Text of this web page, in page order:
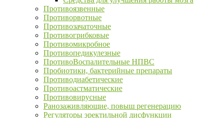
Противоязвенные
Противорвотные
Противозачаточные
Противогрибковые
Противомикробное
Противопедикулезные
ПротивоВоспалительные НПВС
Пробиотики, бактерийные препараты
Противодиабетические
Противоастматические
Противовирусные
Ранозаживляющие, повыш регенерацию
Регуляторы эректильной дисфункции